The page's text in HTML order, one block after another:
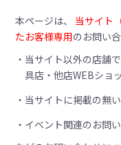
本ページは、 当サイト
たお客様専用のお問い
当サイト以外の店舗
具店・他店WEBショ
当サイトに掲載の無
イベント関連のお問